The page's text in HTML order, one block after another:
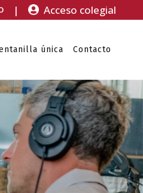
| Acceso colegial
única Contacto